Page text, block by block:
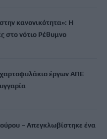
κανονικότητα»: Η
στο νότιο Ρέθυμνο
έργων ΑΠΕ
– Απεγκλωβίστηκε ένα